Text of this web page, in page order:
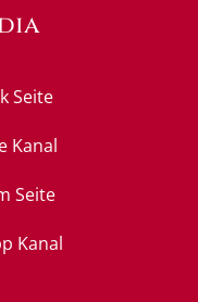
Seite
Kanal
Seite
Kanal